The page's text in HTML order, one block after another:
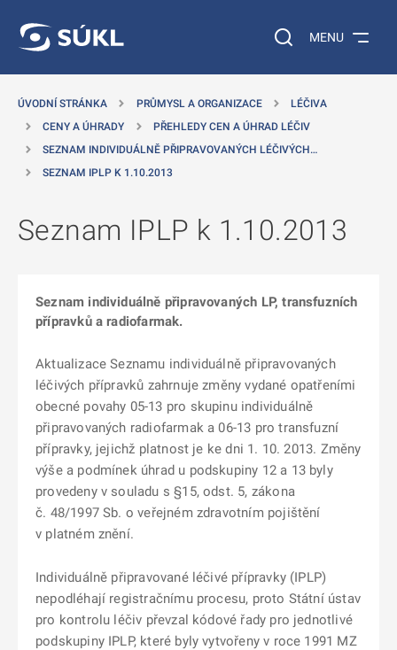
Vyhledávání na
MENU
ÚVODNÍ STRÁNKA PRŮMYSL A ORGANIZACE
LÉČIVA
CENY A ÚHRADY
PŘEHLEDY CEN A ÚHRAD LÉČIV
SEZNAM INDIVIDUÁLNĚ PŘIPRAVOVANÝCH LÉČIVÝCH…
SEZNAM IPLP K 1.10.2013
Seznam IPLP k 1.10.2013
Seznam individuálně připravovaných LP, transfuzních
přípravků a radiofarmak.
Aktualizace Seznamu individuálně připravovaných
léčivých přípravků zahrnuje změny vydané opatřeními
obecné povahy 05-13 pro skupinu individuálně
připravovaných radiofarmak a 06-13 pro transfuzní
přípravky, jejichž platnost je ke dni 1. 10. 2013. Změny
výše a podmínek úhrad u podskupiny 12 a 13 byly
provedeny v souladu s §15, odst. 5, zákona
č. 48/1997 Sb. o veřejném zdravotním pojištění
v platném znění.
Individuálně připravované léčivé přípravky (IPLP)
nepodléhají registračnímu procesu, proto Státní ústav
pro kontrolu léčiv převzal kódové řady pro jednotlivé
podskupiny IPLP, které byly vytvořeny v roce 1991 MZ